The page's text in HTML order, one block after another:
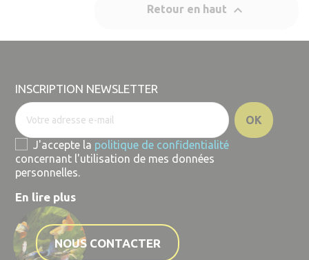
Retour en haut 
INSCRIPTION NEWSLETTER
J'accepte la politique de confidentialité
concernant l'utilisation de mes données
personnelles.
En lire plus
NOUS CONTACTER